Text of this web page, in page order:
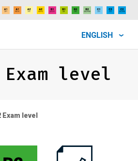
ENGLISH
Exam level
Exam level